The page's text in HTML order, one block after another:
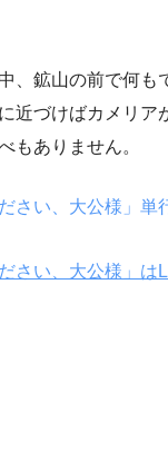
、鉱山の前で何も
近づけばカメリア
もありません。
さい、大公様」単
さい、大公様」は